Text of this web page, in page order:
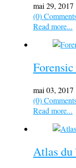
mai 29, 2017
(0)
Read more...
mai 03, 2017
(0)
Read more...
Atlas du